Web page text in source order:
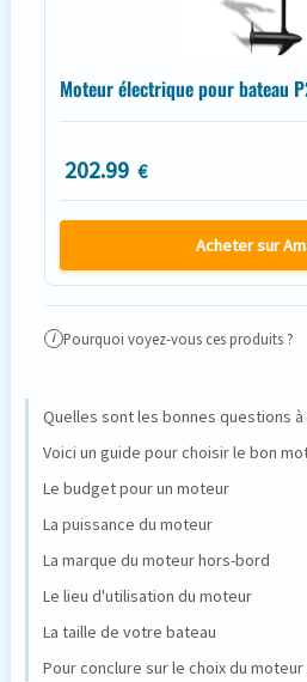
Moteur électrique pour bateau
202.99 €
Acheter sur
i Pourquoi voyez-vous ces produits ?
Quelles sont les bonnes questions à
Voici un guide pour choisir le bon
Le budget pour un moteur
La puissance du moteur
La marque du moteur hors-bord
Le lieu d'utilisation du moteur
La taille de votre bateau
Pour conclure sur le choix du